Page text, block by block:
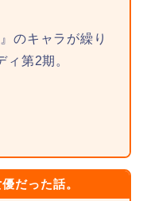
のキャラが繰り
第2期。
だった話。